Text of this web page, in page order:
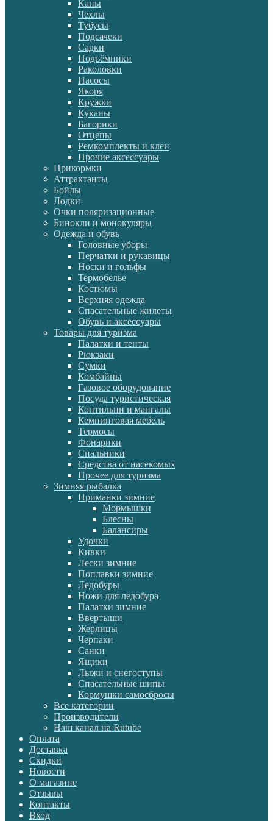
Каны
Чехлы
Тубусы
Подсачеки
Садки
Подъёмники
Раколовки
Насосы
Якоря
Кружки
Куканы
Багорики
Отцепы
Ремкомплекты и клеи
Прочие аксессуары
Прикормки
Аттрактанты
Бойлы
Лодки
Очки поляризационные
Бинокли и монокуляры
Одежда и обувь
Головные уборы
Перчатки и рукавицы
Носки и гольфы
Термобелье
Костюмы
Верхняя одежда
Спасательные жилеты
Обувь и аксессуары
Товары для туризма
Палатки и тенты
Рюкзаки
Сумки
Комбайны
Газовое оборудование
Посуда туристическая
Коптильни и мангалы
Кемпинговая мебель
Термосы
Фонарики
Спальники
Средства от насекомых
Прочее для туризма
Зимняя рыбалка
Приманки зимние
Мормышки
Блесны
Балансиры
Удочки
Кивки
Лески зимние
Поплавки зимние
Ледобуры
Ножи для ледобура
Палатки зимние
Ввертыши
Жерлицы
Черпаки
Санки
Ящики
Лыжи и снегоступы
Спасательные шипы
Кормушки самосбросы
Все категории
Производители
Наш канал на Rutube
Оплата
Доставка
Скидки
Новости
О магазине
Отзывы
Контакты
Вход